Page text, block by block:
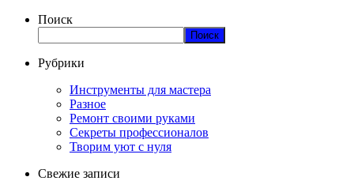
Поиск
Поиск
Рубрики
Инструменты для мастера
Разное
Ремонт своими руками
Секреты профессионалов
Творим уют с нуля
Свежие записи